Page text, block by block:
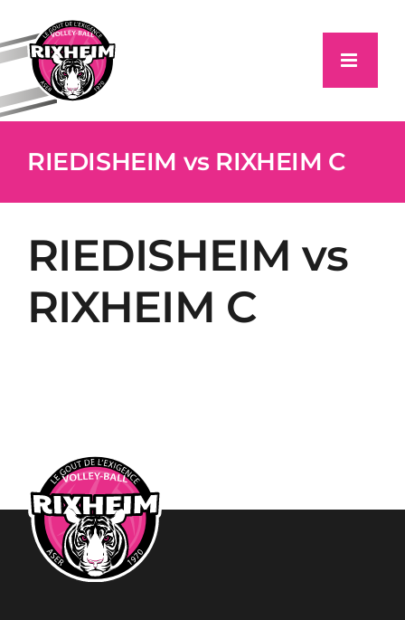
contenu
RIEDISHEIM vs RIXHEIM C
RIEDISHEIM vs
RIXHEIM C